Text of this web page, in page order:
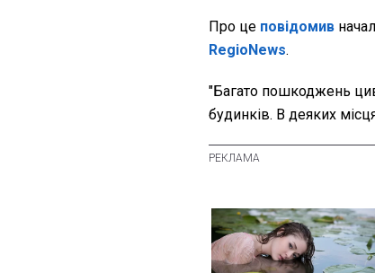
Про це повідомив
RegioNews.
"Багато пошкоджень
будинків. В деяких